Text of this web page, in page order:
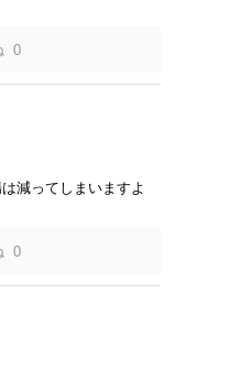
0
減ってしまいますよ
0